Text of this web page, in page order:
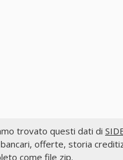
trovato questi dati di
offerte, storia
come file zip.